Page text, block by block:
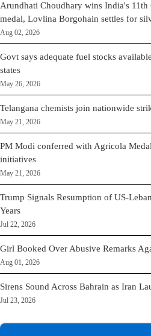
Arundhati Choudhary wins India's 11th
medal, Lovlina Borgohain settles for
Aug 02, 2026
Govt says adequate fuel stocks
states
May 26, 2026
Telangana chemists join nationwide
May 21, 2026
PM Modi conferred with Agricola
initiatives
May 21, 2026
Trump Signals Resumption of US-
Years
Jul 22, 2026
Girl Booked Over Abusive Remarks
Aug 01, 2026
Sirens Sound Across Bahrain as Iran
Jul 23, 2026